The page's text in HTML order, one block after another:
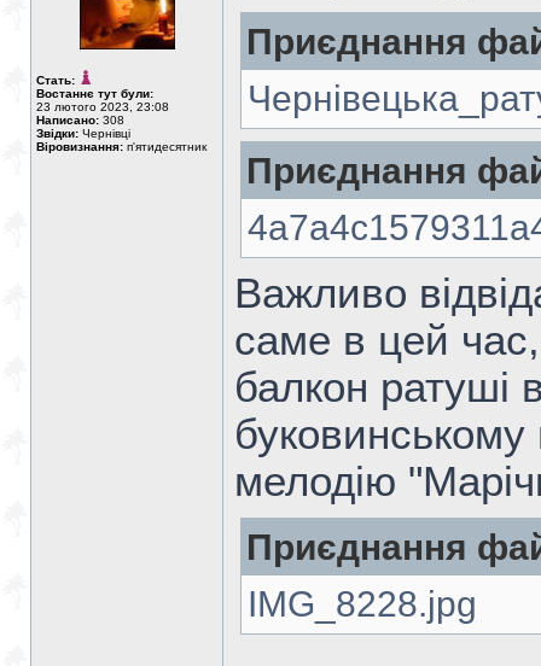
Стать:
Востаннє тут були:
23 лютого 2023, 23:08
Написано: 308
Звідки: Чернівці
Віровизнання: п'ятидесятник
Приєднання
Приєднання
Важливо
саме в цей
балкон ратуші
буковинському
мелодію
Приєднання
IMG_8228.jpg